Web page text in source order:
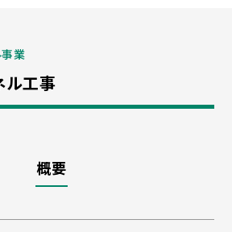
業
ル工事
概要